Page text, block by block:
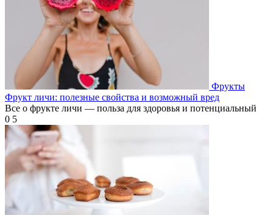
Фрукты
Фрукт личи: полезные свойства и возможный вред
Все о фрукте личи — польза для здоровья и потенциальный
0 5